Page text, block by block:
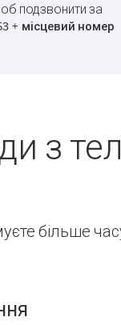
подзвонити за
+ місцевий номер
з
більше